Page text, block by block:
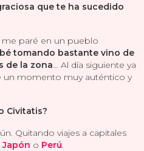
que te ha sucedido
me paré en un pueblo
tomando bastante vino de
de la zona… Al día siguiente ya
un momento muy auténtico y
Civitatis?
Quitando viajes a capitales
Japón o Perú.